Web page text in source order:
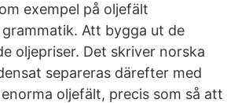
exempel på oljefält
Att bygga ut de
oljepriser. Det skriver norska
separeras därefter med
oljefält, precis som så att